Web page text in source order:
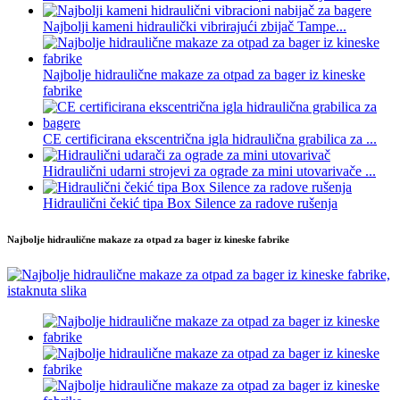
Najbolji kameni hidraulički vibrirajući zbijač Tampe...
Najbolje hidraulične makaze za otpad za bager iz kineske
fabrike
CE certificirana ekscentrična igla hidraulična grabilica za ...
Hidraulični udarni strojevi za ograde za mini utovarivače ...
Hidraulični čekić tipa Box Silence za radove rušenja
Najbolje hidraulične makaze za otpad za bager iz kineske fabrike